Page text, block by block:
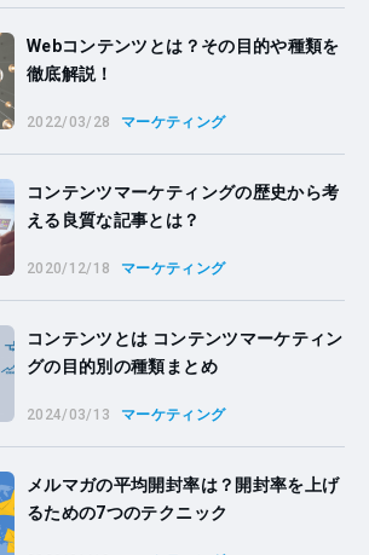
Webコンテンツとは？その目的や種類を
徹底解説！
2022/03/28 マーケティング
コンテンツマーケティングの歴史から考
える良質な記事とは？
2020/12/18 マーケティング
コンテンツとは コンテンツマーケティン
グの目的別の種類まとめ
2024/03/13 マーケティング
メルマガの平均開封率は？開封率を上げ
るための7つのテクニック